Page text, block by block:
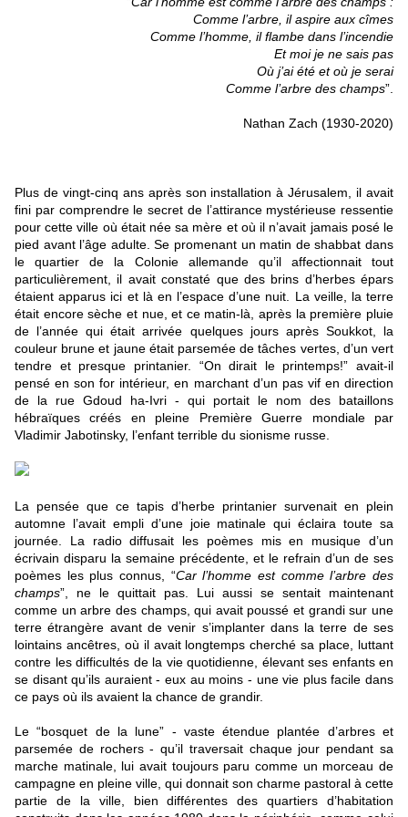
Comme l’arbre, il aspire aux cîmes
Comme l’homme, il flambe dans l’incendie
Et moi je ne sais pas
Où j’ai été et où je serai
Comme l’arbre des champs”.
Nathan Zach (1930-2020)
Plus de vingt-cinq ans après son installation à Jérusalem, il avait
fini par comprendre le secret de l’attirance mystérieuse ressentie
pour cette ville où était née sa mère et où il n’avait jamais posé le
pied avant l’âge adulte. Se promenant un matin de shabbat dans
le quartier de la Colonie allemande qu’il affectionnait tout
particulièrement, il avait constaté que des brins d’herbes épars
étaient apparus ici et là en l’espace d’une nuit. La veille, la terre
était encore sèche et nue, et ce matin-là, après la première pluie
de l’année qui était arrivée quelques jours après Soukkot, la
couleur brune et jaune était parsemée de tâches vertes, d’un vert
tendre et presque printanier. “On dirait le printemps!” avait-il
pensé en son for intérieur, en marchant d’un pas vif en direction
de la rue Gdoud ha-Ivri - qui portait le nom des bataillons
hébraïques créés en pleine Première Guerre mondiale par
Vladimir Jabotinsky, l’enfant terrible du sionisme russe.
La pensée que ce tapis d’herbe printanier survenait en plein
automne l’avait empli d’une joie matinale qui éclaira toute sa
journée. La radio diffusait les poèmes mis en musique d’un
écrivain disparu la semaine précédente, et le refrain d’un de ses
poèmes les plus connus, “Car l’homme est comme l’arbre des
champs”, ne le quittait pas. Lui aussi se sentait maintenant
comme un arbre des champs, qui avait poussé et grandi sur une
terre étrangère avant de venir s’implanter dans la terre de ses
lointains ancêtres, où il avait longtemps cherché sa place, luttant
contre les difficultés de la vie quotidienne, élevant ses enfants en
se disant qu’ils auraient - eux au moins - une vie plus facile dans
ce pays où ils avaient la chance de grandir.
Le “bosquet de la lune” - vaste étendue plantée d’arbres et
parsemée de rochers - qu’il traversait chaque jour pendant sa
marche matinale, lui avait toujours paru comme un morceau de
campagne en pleine ville, qui donnait son charme pastoral à cette
partie de la ville, bien différentes des quartiers d’habitation